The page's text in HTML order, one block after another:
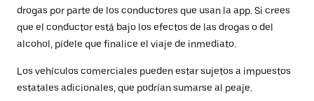
drogas por parte de los conductores que usan la app. Si crees
que el conductor está bajo los efectos de las drogas o del
alcohol, pídele que finalice el viaje de inmediato.
Los vehículos comerciales pueden estar sujetos a impuestos
estatales adicionales, que podrían sumarse al peaje.